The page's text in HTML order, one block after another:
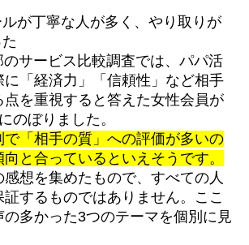
が丁寧な人が多く、やり取りが
のサービス比較調査では、パパ活
に「経済力」「信頼性」など相手
を重視すると答えた女性会員が
のぼりました。
で「相手の質」への評価が多いの
と合っているといえそうです。
想を集めたもので、すべての人
するものではありません。ここ
多かった3つのテーマを個別に見